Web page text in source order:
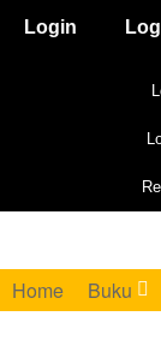
Login
Home Buku